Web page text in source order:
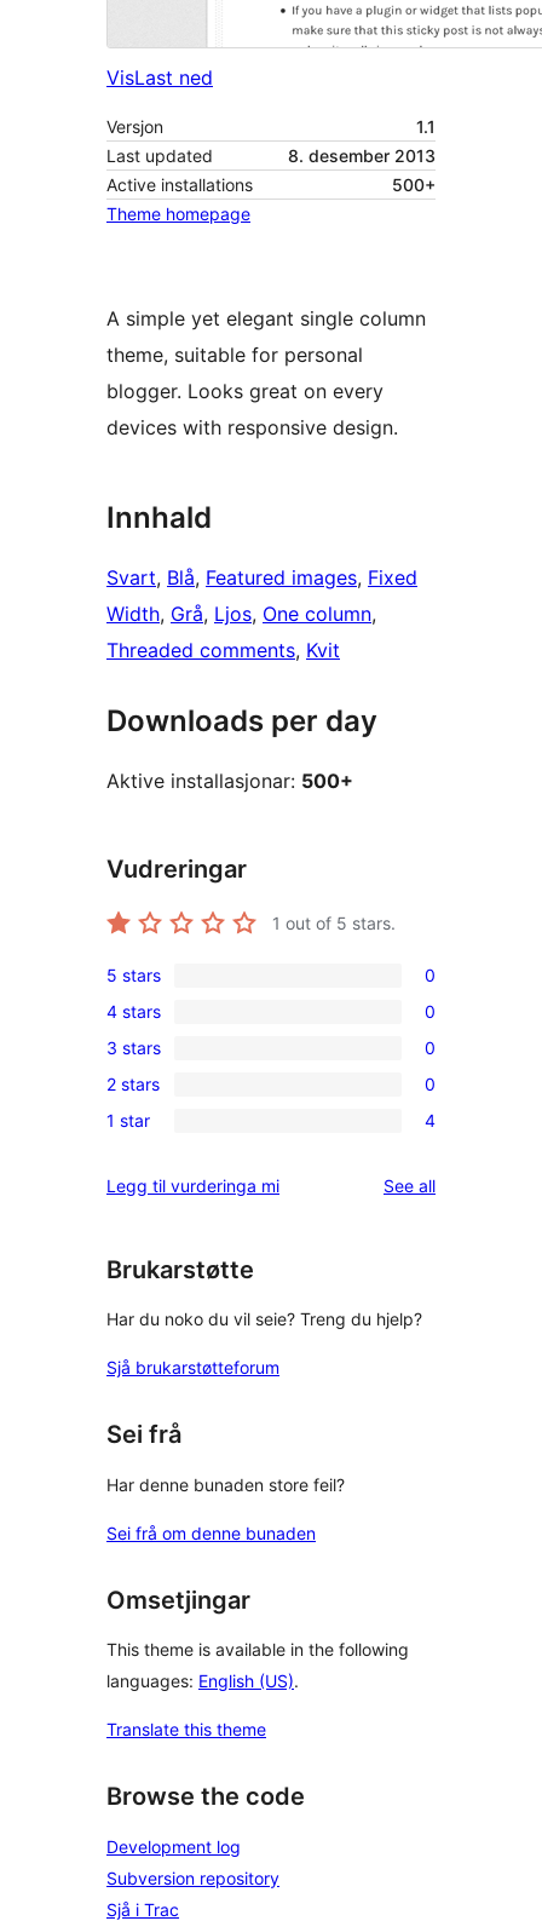
VisLast ned
Versjon
1.1
Last updated
8. desember 2013
Active installations
500+
Theme homepage
A simple yet elegant single column
theme, suitable for personal
blogger. Looks great on every
devices with responsive design.
Innhald
Svart, Blå, Featured images, Fixed
Width, Grå, Ljos, One column
Threaded comments, Kvit
Downloads per day
Aktive installasjonar: 500+
Vudreringar
1 out of 5 stars.
0
5-
star
reviews
5 stars 0
0
4-
star
reviews
4 stars 0
0
3-
star
3 stars 0
0
2-
reviews
2 stars 0
4
star
1 star 4
Legg til vurderinga mi See allreviews
Brukarstøtte
Har du noko du vil seie? Treng du hjelp?
Sjå brukarstøtteforum
Sei frå
Har denne bunaden store feil?
Sei frå om denne bunaden
Omsetjingar
This theme is available in the following
languages: English (US).
Translate this theme
Browse the code
Development log
Subversion repository
Sjå i Trac